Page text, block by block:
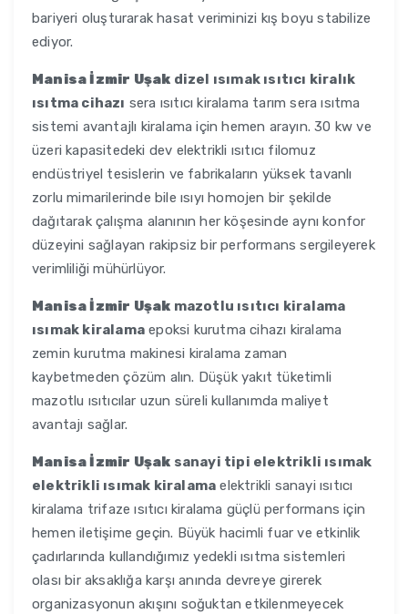
bariyeri oluşturarak hasat veriminizi kış boyu stabilize
ediyor.
Manisa İzmir Uşak dizel ısımak ısıtıcı kiralık
ısıtma cihazı sera ısıtıcı kiralama tarım sera ısıtma
sistemi avantajlı kiralama için hemen arayın. 30 kw ve
üzeri kapasitedeki dev elektrikli ısıtıcı filomuz
endüstriyel tesislerin ve fabrikaların yüksek tavanlı
zorlu mimarilerinde bile ısıyı homojen bir şekilde
dağıtarak çalışma alanının her köşesinde aynı konfor
düzeyini sağlayan rakipsiz bir performans sergileyerek
verimliliği mühürlüyor.
Manisa İzmir Uşak mazotlu ısıtıcı kiralama
ısımak kiralama epoksi kurutma cihazı kiralama
zemin kurutma makinesi kiralama zaman
kaybetmeden çözüm alın. Düşük yakıt tüketimli
mazotlu ısıtıcılar uzun süreli kullanımda maliyet
avantajı sağlar.
Manisa İzmir Uşak sanayi tipi elektrikli ısımak
elektrikli ısımak kiralama elektrikli sanayi ısıtıcı
kiralama trifaze ısıtıcı kiralama güçlü performans için
hemen iletişime geçin. Büyük hacimli fuar ve etkinlik
çadırlarında kullandığımız yedekli ısıtma sistemleri
olası bir aksaklığa karşı anında devreye girerek
organizasyonun akışını soğuktan etkilenmeyecek